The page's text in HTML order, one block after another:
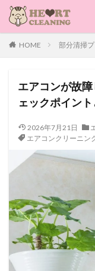
HOME 部分清掃
エアコンが故
ェックポイン
2026年7月21日
エアコンクリーニン